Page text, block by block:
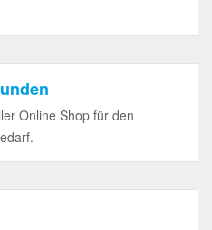
Online Shop für den